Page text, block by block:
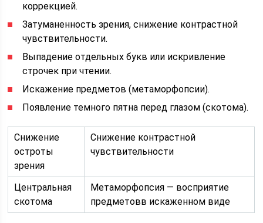
коррекцией.
Затуманенность зрения, снижение контрастной
чувствительности.
Выпадение отдельных букв или искривление
строчек при чтении.
Искажение предметов (метаморфопсии).
Появление темного пятна перед глазом (скотома).
Снижение
остроты
зрения
Снижение контрастной
чувствительности
Центральная
скотома
Метаморфопсия — восприятие
предметовв искаженном виде